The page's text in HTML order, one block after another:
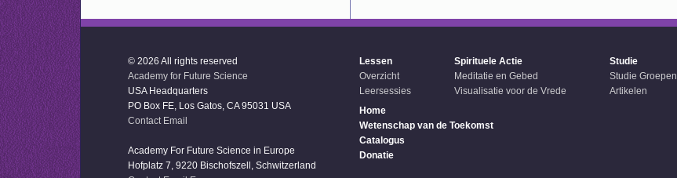
© 2026 All rights reserved
Academy for Future Science
USA Headquarters
PO Box FE, Los Gatos, CA 95031 USA
Contact Email
Academy For Future Science in Europe
Hofplatz 7, 9220 Bischofszell, Schwitzerland
Lessen
Overzicht
Leersessies
Spirituele Actie
Meditatie en Gebed
Visualisatie voor de Vrede
Studie
Studie Groepen
Artikelen
Home
Wetenschap van de Toekomst
Catalogus
Donatie